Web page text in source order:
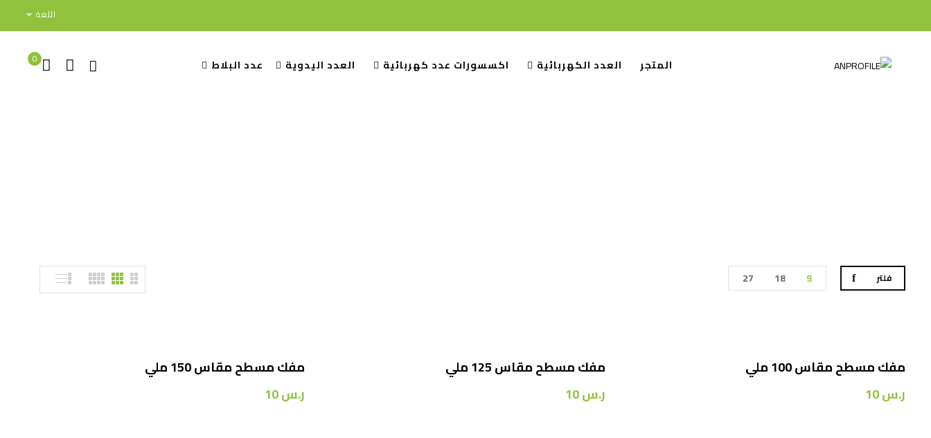
اللغة
المتجر العدد الكهربائية اكسسورات عدد كهربائية العدد اليدوية عدد البلاط 0
فلتر 9
18
27
مفك مسطح مقاس 100 ملي
ر.س10
مفك مسطح مقاس 125 ملي
ر.س10
مفك مسطح مقاس 150 ملي
ر.س10